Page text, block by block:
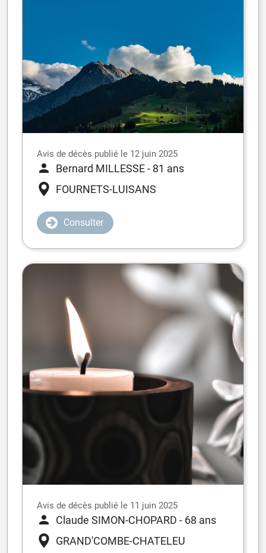
Avis de décès publié le 12 juin 2025
Bernard MILLESSE- 81 ans
FOURNETS-LUISANS
Consulter
Avis de décès publié le 11 juin 2025
Claude SIMON-CHOPARD - 68 ans
GRAND'COMBE-CHATELEU